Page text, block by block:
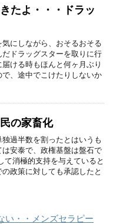
たよ・・・ドラッ
にしながら、おそるおそる
ドラッグスターを取りに行
ける時もほんと何ヶ月ぶり
、途中でこけたりしないか
の家畜化
過半数を割ったとはいうも
安泰で、政権基盤は盤石で
て消極的支持を与えていると
政策に対しても承認したと
い・・メンズセラピー